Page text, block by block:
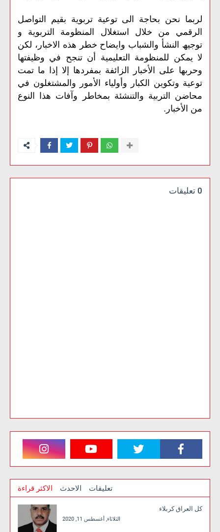
لربما نحن بحاجة الى توعیة تربویة بقیم
التواصل
الرقمي
من خلال استغلال المنظومة التربویة
و
توجیھ
النشأ والشباب وایضاح خطر ھذه الاخبار، لكن
لا یمكن للمنظومة التعلیمیة أن تنجح في وظیفتھا
وحربھا على الأخبار الزائفة بمفردھا إلا إذا ما تمت
توعیة وتكوین الكبار وأولیاء الأمور والمشتغلون في
محاضن
التربیة والتنشئة بمخاطر وآفات ھذا
النوع
من الأخبار .
0 تعليقات
الاكثر قراءة الاحدث تعليقات
كل العراق كربلاء
الثلاثاء, أغسطس 11, 2020